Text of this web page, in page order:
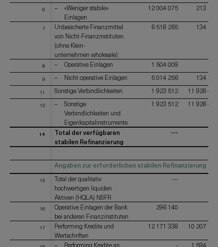
6
«Weniger stabile»
Einlagen
12 004 075 213 578
7
Unbesicherte Finanzmittel
von Nicht-Finanzinstituten
(ohne Klein-
unternehmen wholesale):
6 518 265 134 126
8 Operative Einlagen 1 504 009
9 Nicht operative Einlagen 5 014 256 134 126
11 Sonstige Verbindlichkeiten 1 923 512 11 928 452
13
Sonstige
Verbindlichkeiten und
Eigenkapitalinstrumente
1 923 512 11 928 452
14
Total der verfügbaren
stabilen Refinanzierung
---
Angaben zur erforderlichen stabilen Refinanzierung
15
Total der qualitativ
hochwertigen liquiden
Aktiven (HQLA) NSFR
---
16
Operative Einlagen der Bank
bei anderen Finanzinstituten
296 140
17
Performing Kredite und
Wertschriften
12 171 338 10 207 112
Performing Kredite an
- 1 594 259